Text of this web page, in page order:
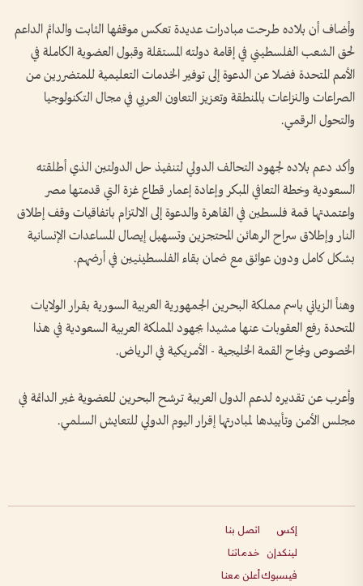
وأضاف أن بلاده طرحت مبادرات عديدة تعكس موقفها الثابت والدائم الداعم
لحق الشعب الفلسطيني في إقامة دولته المستقلة وقبول العضوية الكاملة في
الأمم المتحدة فضلا عن الدعوة إلى توفير الخدمات التعليمية للمتضررين من
الصراعات والنزاعات بالمنطقة وتعزيز التعاون العربي في مجال التكنولوجيا
والتحول الرقمي.
وأكد دعم بلاده لجهود التحالف الدولي لتنفيذ حل الدولتين الذي أطلقته
السعودية وخطة التعافي المبكر وإعادة إعمار قطاع غزة التي قدمتها مصر
واعتمدتها قمة فلسطين في القاهرة والدعوة إلى الالتزام باتفاقيات وقف إطلاق
النار وإطلاق سراح الرهائن المحتجزين وتسهيل إيصال المساعدات الإنسانية
بشكل كامل ودون عوائق مع ضمان بقاء الفلسطينيين في أرضهم.
وهنأ الزياني باسم مملكة البحرين الجمهورية العربية السورية بقرار الولايات
المتحدة رفع العقوبات عنها مشيدا بجهود المملكة العربية السعودية في هذا
الخصوص ونجاح القمة الخليجية - الأمريكية في الرياض.
وأعرب عن تقديره لدعم الدول العربية ترشح البحرين للعضوية غير الدائمة في
مجلس الأمن وتأييدها لمبادرتها إقرار اليوم الدولي للتعايش السلمي.
إكس
لينكدإن
فيسبوك
اتصل بنا
خدماتنا
أعلن معنا